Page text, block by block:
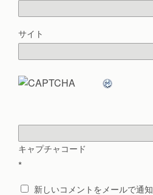
サイト
キャプチャコード
*
新しいコメントをメールで通知